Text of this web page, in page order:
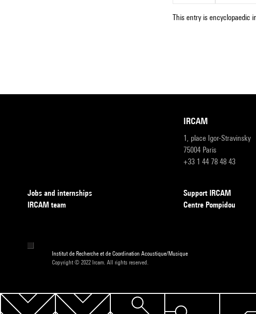
This entry is encyclopaedic
IRCAM
1, place Igor-Stravinsky
75004 Paris
+33 1 44 78 48 43
Jobs and internships
IRCAM team
Support IRCAM
Centre Pompidou
Institut de Recherche et de Coordination Acoustique/Musique
Copyright © 2022 Ircam. All rights reserved.